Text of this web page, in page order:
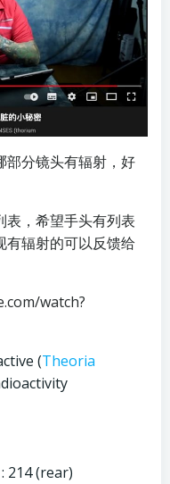
部分镜头有辐射，好
表，希望手头有列表
有辐射的可以反馈给
watch?
(Theoria
214 (rear)